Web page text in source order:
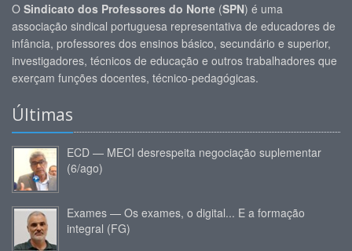
O Sindicato dos Professores do Norte (SPN) é uma
associação sindical portuguesa representativa de educadores de
infância, professores dos ensinos básico, secundário e superior,
investigadores, técnicos de educação e outros trabalhadores que
exerçam funções docentes, técnico-pedagógicas.
Últimas
ECD — MECI desrespeita negociação suplementar
(6/ago)
Exames — Os exames, o digital... E a formação
integral (FG)